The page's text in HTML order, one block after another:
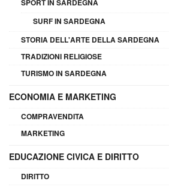
SPORT IN SARDEGNA
SURF IN SARDEGNA
STORIA DELL'ARTE DELLA SARDEGNA
TRADIZIONI RELIGIOSE
TURISMO IN SARDEGNA
ECONOMIA E MARKETING
COMPRAVENDITA
MARKETING
EDUCAZIONE CIVICA E DIRITTO
DIRITTO